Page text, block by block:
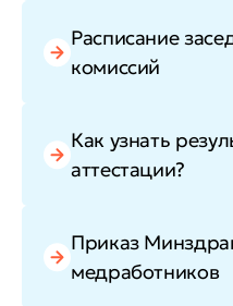
Расписание
комиссий
Как узнать
аттестации?
Приказ
медработников